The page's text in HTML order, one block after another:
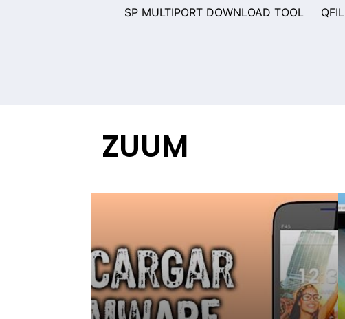
SP MULTIPORT DOWNLOAD TOOL
ZUUM